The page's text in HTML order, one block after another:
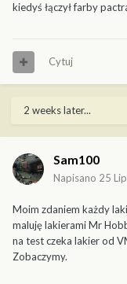
kiedyś łączył farby
Cytuj
2 weeks later...
Sam100
Napisano 25
Moim zdaniem każdy
maluję lakierami Mr
na test czeka lakier od
Zobaczymy.